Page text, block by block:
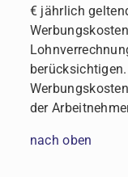
€ jährlich
der
nach oben